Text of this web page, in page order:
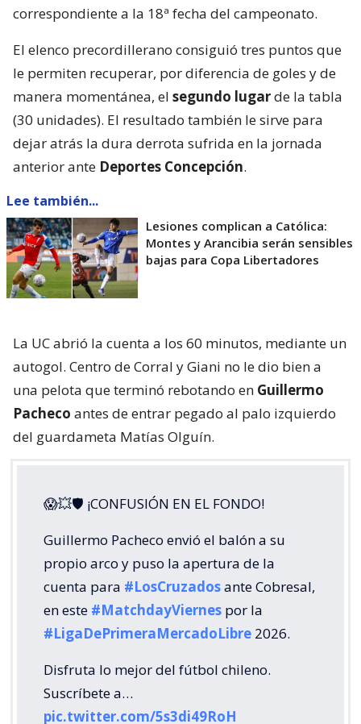
correspondiente a la 18ª fecha del campeonato.
El elenco precordillerano consiguió tres puntos que
le permiten recuperar, por diferencia de goles y de
manera momentánea, el segundo lugarde la tabla
(30 unidades). El resultado también le sirve para
dejar atrás la dura derrota sufrida en la jornada
anterior ante Deportes Concepción.
Lee también...
Lesiones complican a Católica:
Montes y Arancibia serán sensibles
bajas para Copa Libertadores
La UC abrió la cuenta a los 60 minutos, mediante un
autogol. Centro de Corral y Giani no le dio bien a
una pelota que terminó rebotando en Guillermo
Pacheco antes de entrar pegado al palo izquierdo
del guardameta Matías Olguín.
😱💥🛡 ¡CONFUSIÓN EN EL FONDO!
Guillermo Pacheco envió el balón a su
propio arco y puso la apertura de la
cuenta para #LosCruzadosante Cobresal,
en este #MatchdayViernes por la
#LigaDePrimeraMercadoLibre 2026.
Disfruta lo mejor del fútbol chileno.
Suscríbete a…
pic.twitter.com/5s3di49RoH